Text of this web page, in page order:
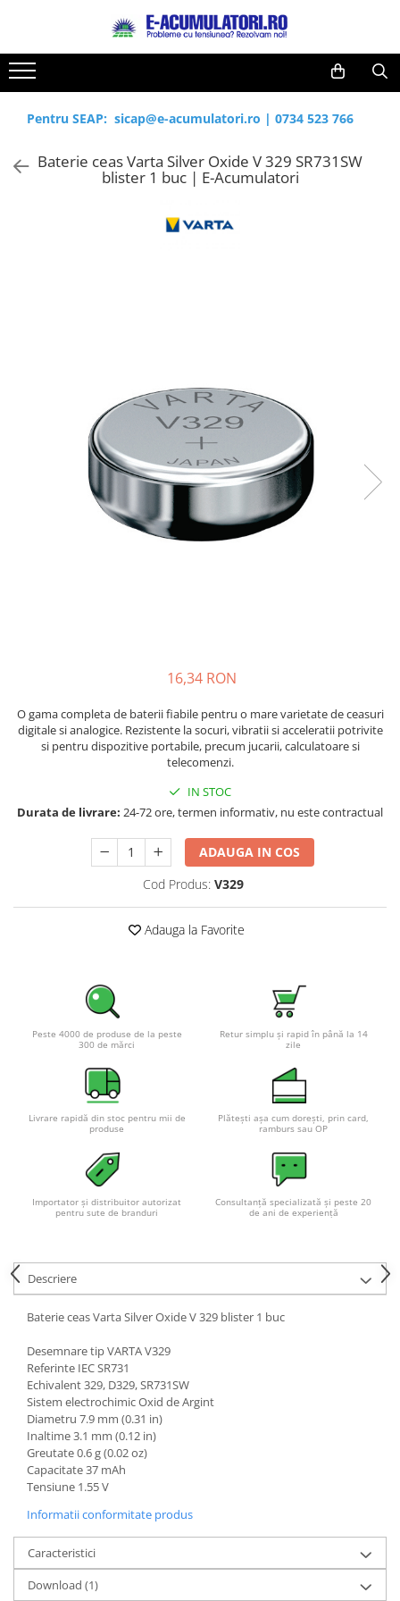
Toate Produsele
Acumulatori, Baterii si Incarcatoare
Uzuale
Baterii alcaline
Incarcatoare acumulatori
Panouri fotovoltaice si accesorii
Panouri fotovoltaice
Sisteme prindere panouri
PWM
Convertoare de tensiune
Sisteme de stocare energie
Pachete complete stocare energie
Sisteme de Stocare Comerciale
Sisteme fotovoltaice complete
mica (rulota/caravan/case de
Sisteme fotovoltaice profesionale
Statii de incarcare vehicule
Statii de incarcare
Cabluri de incarcare vehicule
Prize de incarcare vehicule
Turbine eoliene pentru casă
Acumulatori VRLA AGM/GEL /
6-12 V
Baterii si acumulatori AGM VRLA
de 6-12 V
GEL
AGM
Li-Ion
SLA AGM (Sealed Lead Acid)
Deep Cycle - Tractiune/Semi-
Tractiune
Marine & Caravan
APC
Pachete acumulatori VRLA
Sisteme de management (BMS)
Reduceri de vara
Cabluri
Acumulatori
Prelungitoare
Panouri fotovoltaice
Pentru SEAP: sicap@e-acumulatori.ro | 0734 523 766
Baterie ceas Varta Silver Oxide V 329 SR731SW
blister 1 buc | E-Acumulatori
16,34 RON
O gama completa de baterii fiabile pentru o mare varietate de ceasuri
digitale si analogice. Rezistente la socuri, vibratii si acceleratii potrivite
si pentru dispozitive portabile, precum jucarii, calculatoare si
telecomenzi.
IN STOC
Durata de livrare: 24-72 ore, termen informativ, nu este contractual
ADAUGA IN COS
Cod Produs: V329
Adauga la Favorite
Peste 4000 de produse de la peste
300 de mărci
Retur simplu și rapid în până la 14
zile
Livrare rapidă din stoc pentru mii de
produse
Plătești așa cum dorești, prin card,
ramburs sau OP
Importator și distribuitor autorizat
pentru sute de branduri
Consultanță specializată și peste 20
de ani de experiență
Descriere
Baterie ceas Varta Silver Oxide V 329 blister 1 buc
Desemnare tip VARTA V329
Referinte IEC SR731
Echivalent 329, D329, SR731SW
Sistem electrochimic Oxid de Argint
Diametru 7.9 mm (0.31 in)
Inaltime 3.1 mm (0.12 in)
Greutate 0.6 g (0.02 oz)
Capacitate 37 mAh
Tensiune 1.55 V
Informatii conformitate produs
Caracteristici
Download (1)